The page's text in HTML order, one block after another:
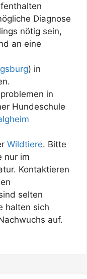
Diagnose
nötig sein,
an eine
) in
in
Hundeschule
Wildtiere. Bitte
nur im
Kontaktieren
selten
halten sich
auf.